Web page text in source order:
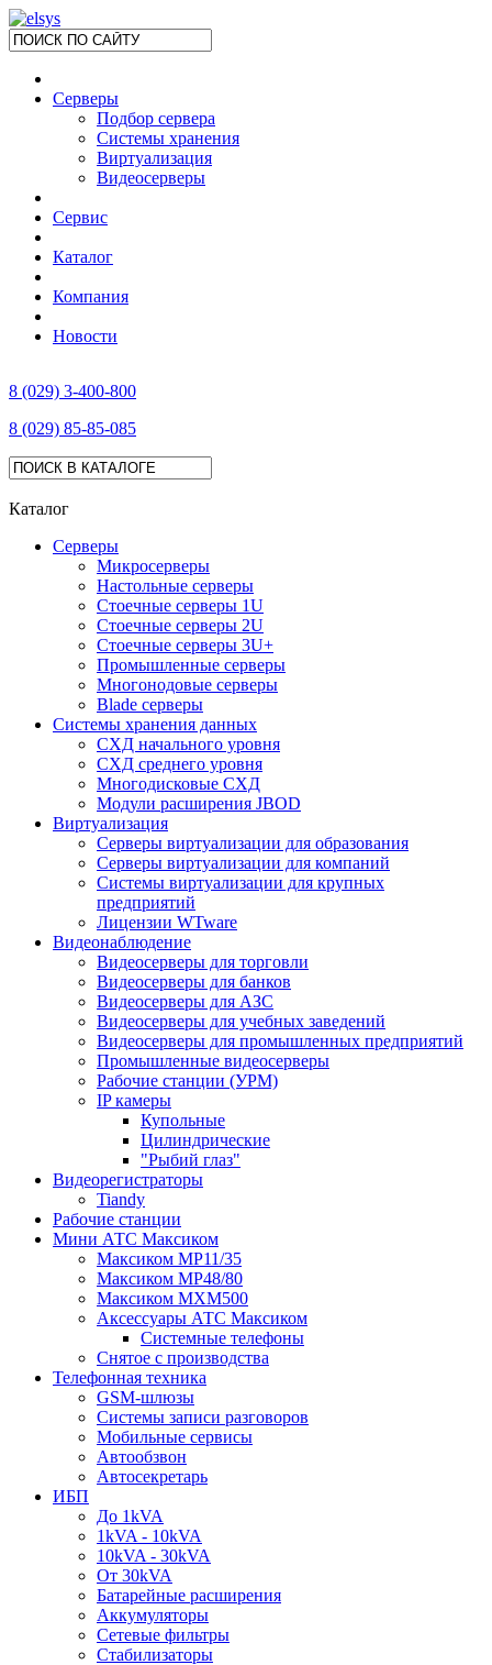
Серверы
Подбор сервера
Системы хранения
Виртуализация
Видеосерверы
Сервис
Каталог
Компания
Новости
8 (029) 3-400-800
8 (029) 85-85-085
Каталог
Серверы
Микросерверы
Настольные серверы
Стоечные серверы 1U
Стоечные серверы 2U
Стоечные серверы 3U+
Промышленные серверы
Многонодовые серверы
Blade серверы
Системы хранения данных
СХД начального уровня
СХД среднего уровня
Многодисковые СХД
Модули расширения JBOD
Виртуализация
Серверы виртуализации для образования
Серверы виртуализации для компаний
Системы виртуализации для крупных
предприятий
Лицензии WTware
Видеонаблюдение
Видеосерверы для торговли
Видеосерверы для банков
Видеосерверы для АЗС
Видеосерверы для учебных заведений
Видеосерверы для промышленных предприятий
Промышленные видеосерверы
Рабочие станции (УРМ)
IP камеры
Купольные
Цилиндрические
"Рыбий глаз"
Видеорегистраторы
Tiandy
Рабочие станции
Мини АТС Максиком
Максиком MP11/35
Максиком MP48/80
Максиком MXM500
Аксессуары АТС Максиком
Системные телефоны
Снятое с производства
Телефонная техника
GSM-шлюзы
Системы записи разговоров
Мобильные сервисы
Автообзвон
Автосекретарь
ИБП
До 1kVA
1kVA - 10kVA
10kVA - 30kVA
От 30kVA
Батарейные расширения
Аккумуляторы
Сетевые фильтры
Стабилизаторы